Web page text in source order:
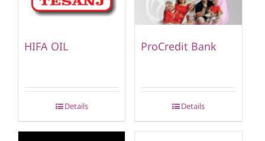
HIFA OIL
Details
ProCredit Bank
Details